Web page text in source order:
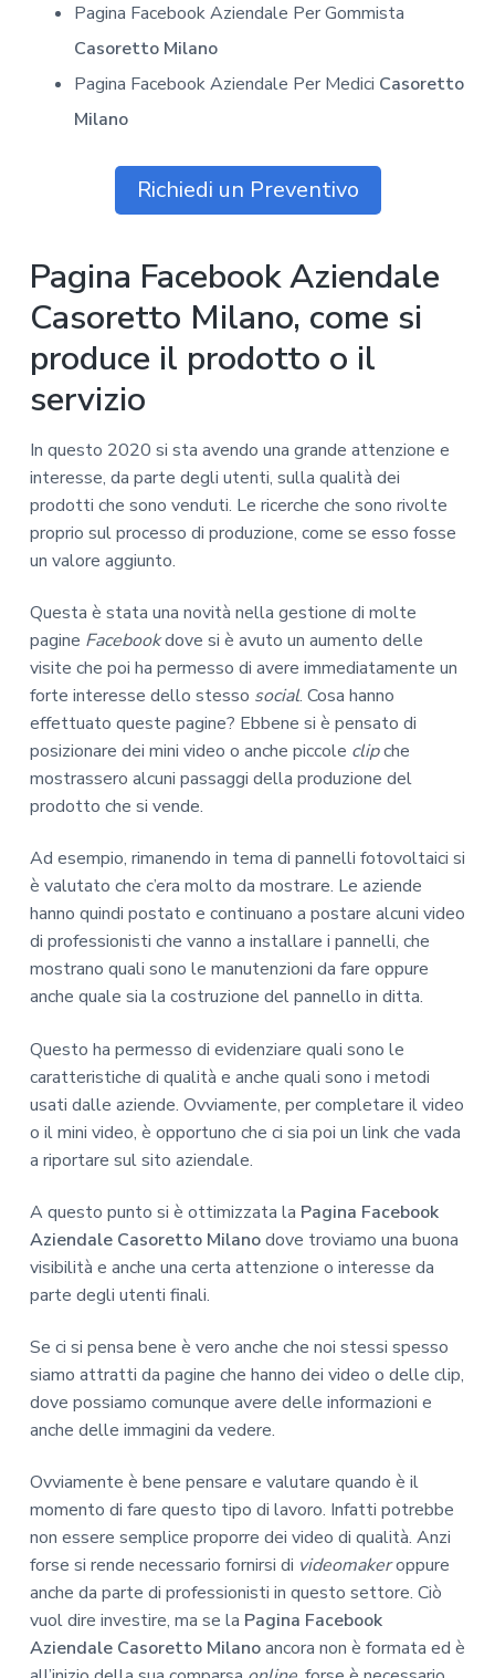
Pagina Facebook Aziendale Per Gommista
Casoretto Milano
Pagina Facebook Aziendale Per Medici Casoretto
Milano
Richiedi un Preventivo
Pagina Facebook Aziendale
Casoretto Milano, come si
produce il prodotto o il
servizio
In questo 2020 si sta avendo una grande attenzione e
interesse, da parte degli utenti, sulla qualità dei
prodotti che sono venduti. Le ricerche che sono rivolte
proprio sul processo di produzione, come se esso fosse
un valore aggiunto.
Questa è stata una novità nella gestione di molte
pagine Facebookdove si è avuto un aumento delle
visite che poi ha permesso di avere immediatamente un
forte interesse dello stesso social. Cosa hanno
effettuato queste pagine? Ebbene si è pensato di
posizionare dei mini video o anche piccole clipche
mostrassero alcuni passaggi della produzione del
prodotto che si vende.
Ad esempio, rimanendo in tema di pannelli fotovoltaici si
è valutato che c’era molto da mostrare. Le aziende
hanno quindi postato e continuano a postare alcuni video
di professionisti che vanno a installare i pannelli, che
mostrano quali sono le manutenzioni da fare oppure
anche quale sia la costruzione del pannello in ditta.
Questo ha permesso di evidenziare quali sono le
caratteristiche di qualità e anche quali sono i metodi
usati dalle aziende. Ovviamente, per completare il video
o il mini video, è opportuno che ci sia poi un link che vada
a riportare sul sito aziendale.
A questo punto si è ottimizzata la Pagina Facebook
Aziendale Casoretto Milanodove troviamo una buona
visibilità e anche una certa attenzione o interesse da
parte degli utenti finali.
Se ci si pensa bene è vero anche che noi stessi spesso
siamo attratti da pagine che hanno dei video o delle clip,
dove possiamo comunque avere delle informazioni e
anche delle immagini da vedere.
Ovviamente è bene pensare e valutare quando è il
momento di fare questo tipo di lavoro. Infatti potrebbe
non essere semplice proporre dei video di qualità. Anzi
forse si rende necessario fornirsi di videomakeroppure
anche da parte di professionisti in questo settore. Ciò
vuol dire investire, ma se la Pagina Facebook
Aziendale Casoretto Milanoancora non è formata ed è